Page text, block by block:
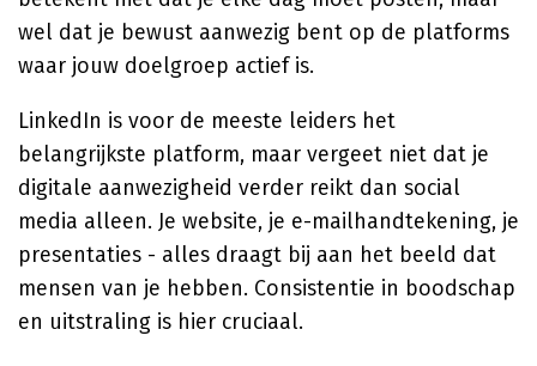
wel dat je bewust aanwezig bent op de platforms
waar jouw doelgroep actief is.
LinkedIn is voor de meeste leiders het
belangrijkste platform, maar vergeet niet dat je
digitale aanwezigheid verder reikt dan social
media alleen. Je website, je e-mailhandtekening, je
presentaties - alles draagt bij aan het beeld dat
mensen van je hebben. Consistentie in boodschap
en uitstraling is hier cruciaal.